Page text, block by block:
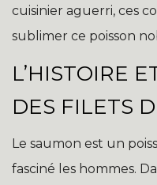
cuisinier aguerri, ces
sublimer ce poisson
L’HISTOIRE
DES FILETS
Le saumon est un
fasciné les hommes.